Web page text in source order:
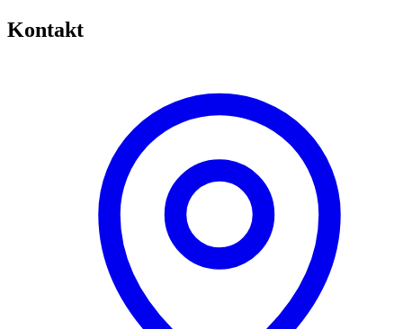
Kontakt